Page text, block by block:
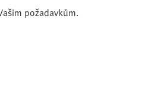
požadavkům.